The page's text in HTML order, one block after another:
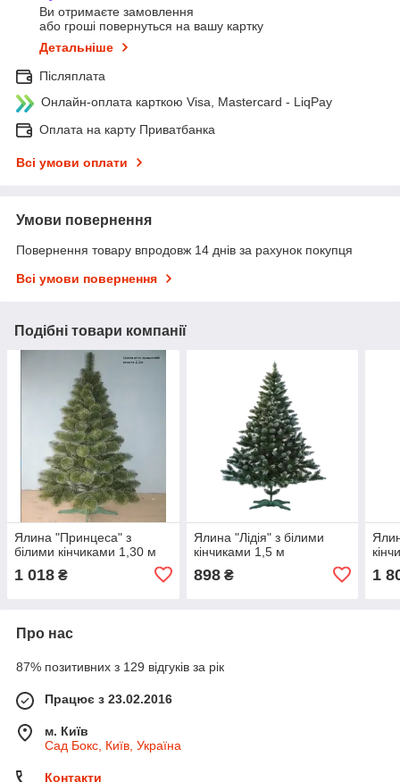
Ви отримаєте замовлення
або гроші повернуться на вашу картку
Детальніше
Післяплата
Онлайн-оплата карткою Visa, Mastercard - LiqPay
Оплата на карту Приватбанка
Всі умови оплати
Умови повернення
Повернення товару впродовж 14 днів за рахунок покупця
Всі умови повернення
Подібні товари компанії
Ялина "Принцеса" з
білими кінчиками 1,30 м
1 018 ₴
Ялина "Лідія" з білими
кінчиками 1,5 м
898₴ 1
Про нас
87% позитивних з 129 відгуків за рік
Працює з 23.02.2016
м. Київ
Сад Бокс, Київ, Україна
Контакти